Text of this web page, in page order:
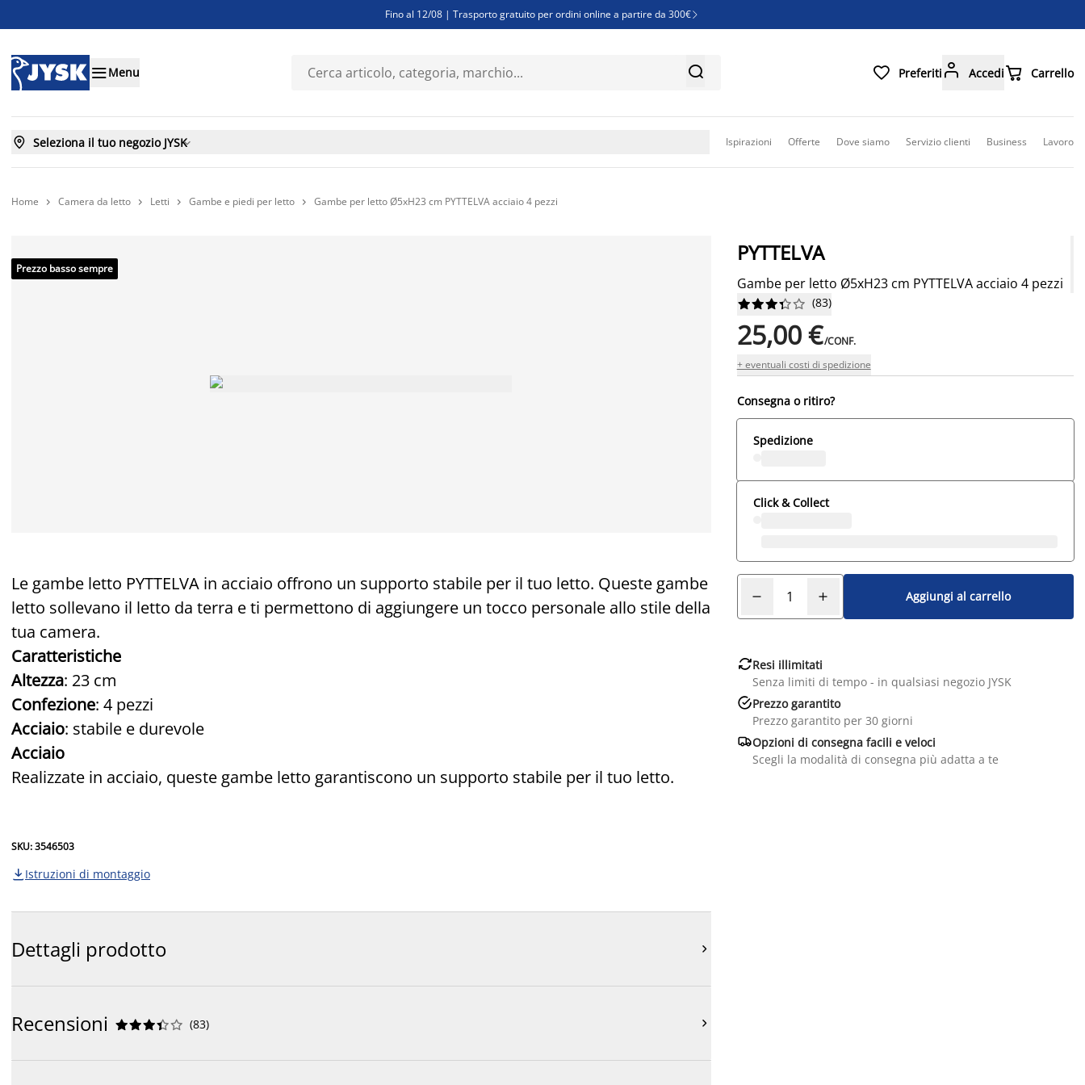
Fino al 12/08 | Trasporto gratuito per ordini online a partire da 300€ 
Finanziamenti - Scegli il piano di rimborso più adatto a te
Menu   Preferiti  Accedi Carrello
 Seleziona il tuo negozio JYSK Ispirazioni Offerte Dove siamo Servizio clienti Business Lavoro
Home  Camera da letto  Letti  Gambe e piedi per letto  Gambe per letto Ø5xH23 cm PYTTELVA acciaio 4 pezzi
Prezzo basso sempre
Le gambe letto PYTTELVA in acciaio offrono un supporto stabile per il tuo letto. Queste gambe
letto sollevano il letto da terra e ti permettono di aggiungere un tocco personale allo stile della
tua camera.
Caratteristiche
Altezza: 23 cm
Confezione: 4 pezzi
Acciaio: stabile e durevole
Acciaio
Realizzate in acciaio, queste gambe letto garantiscono un supporto stabile per il tuo letto.
SKU: 3546503
 Istruzioni di montaggio
Dettagli prodotto 
Recensioni 




 (83) 
PYTTELVA
Gambe per letto Ø5xH23 cm PYTTELVA acciaio 4 pezzi





 (83)
25,00 €/CONF.
+ eventuali costi di spedizione
Consegna o ritiro?
Spedizione
Click & Collect
Aggiungi al carrello
Resi illimitati
Senza limiti di tempo - in qualsiasi negozio JYSK
Prezzo garantito
Prezzo garantito per 30 giorni
Opzioni di consegna facili e veloci
Scegli la modalità di consegna più adatta a te